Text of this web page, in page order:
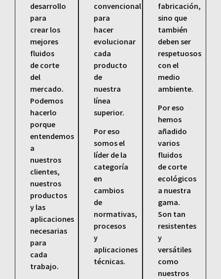
desarrollo
para
crear los
mejores
fluidos
de corte
del
mercado.
Podemos
hacerlo
porque
entendemos
a
nuestros
clientes,
nuestros
productos
y las
aplicaciones
necesarias
para
cada
trabajo.
convencional
para
hacer
evolucionar
cada
producto
de
nuestra
línea
superior.
Por eso
somos el
líder de la
categoría
en
cambios
de
normativas,
procesos
y
aplicaciones
técnicas.
fabricación,
sino que
también
deben ser
respetuosos
con el
medio
ambiente.
Por eso
hemos
añadido
varios
fluidos
de corte
ecológicos
a nuestra
gama.
Son tan
resistentes
y
versátiles
como
nuestros